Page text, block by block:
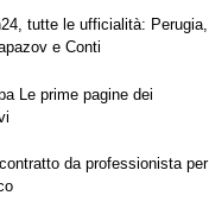
tutte le ufficialità: Perugia,
e Conti
Le prime pagine dei
da professionista per